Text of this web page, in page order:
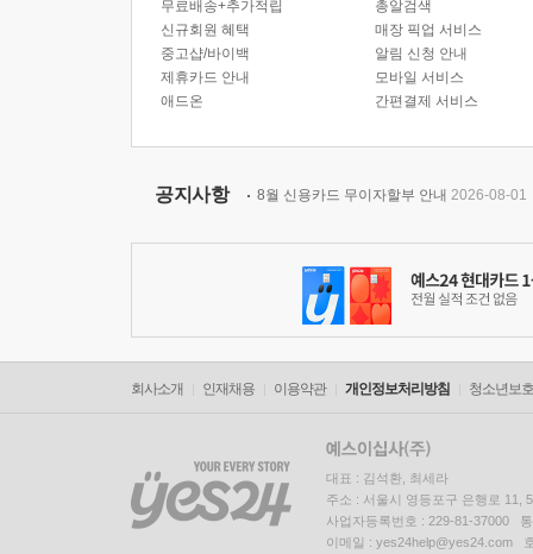
무료배송+추가적립
신규회원 혜택
중고샵/바이백
제휴카드 안내
애드온
총알검색
매장 픽업 서비스
알림 신청 안내
모바일 서비스
간편결제 서비스
공지사항 8월 신용카드 무이자할부 안내 2026-08-01
회사소개 인재채용 이용약관 개인정보처리방침 청소년보
대표 : 김석환, 최세라
주소 : 서울시 영등포구 은행로 11,
사업자등록번호 : 229-81-37000
이메일 : yes24help@yes24.com